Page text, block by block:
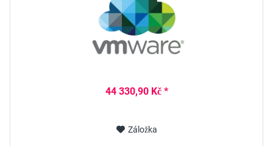
44 330,90 Kč *
Záložka